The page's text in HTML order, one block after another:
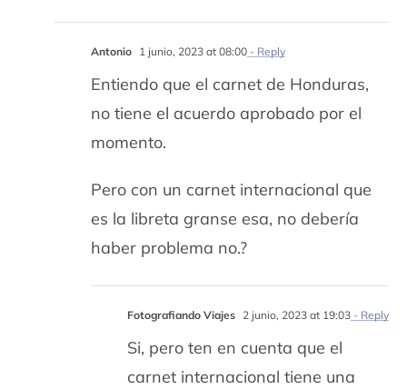
Antonio 1 junio, 2023 at 08:00- Reply
Entiendo que el carnet de Honduras,
no tiene el acuerdo aprobado por el
momento.
Pero con un carnet internacional que
es la libreta granse esa, no debería
haber problema no.?
Fotografiando Viajes 2 junio, 2023 at 19:03- Reply
Si, pero ten en cuenta que el
carnet internacional tiene una